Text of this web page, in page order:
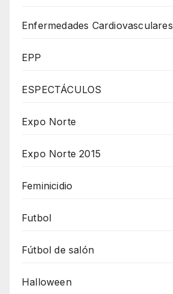
Enfermedades Cardiovasculares
EPP
ESPECTÁCULOS
Expo Norte
Expo Norte 2015
Feminicidio
Futbol
Fútbol de salón
Halloween